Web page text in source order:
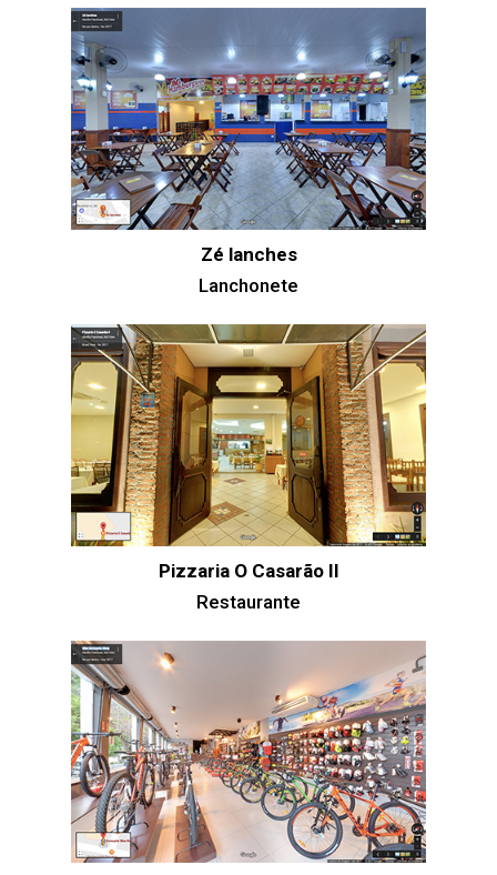
Zé lanches
Lanchonete
Pizzaria O Casarão II
Restaurante